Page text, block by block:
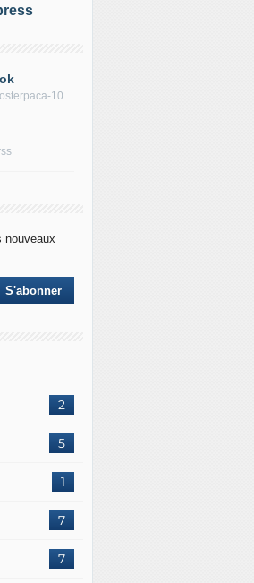
//facebook.com/La-voix-de-Nosterpaca-106434384284735
nouveaux
2
5
1
7
7